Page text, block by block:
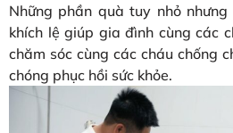
Những phần quà tuy nhỏ
khích lệ giúp gia đình cùng các
chăm sóc cùng các cháu chống
chóng phục hồi sức khỏe.